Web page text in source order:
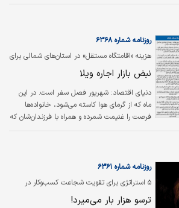
هزینه «اقامتگاه مستقل» در استان‌های شمالی برای
روزنامه شماره ۶۳۶۸
نبض بازار اجاره ویلا
دنیای اقتصاد: شهریور فصل سفر است. در این
ماه که از گرمای هوا کاسته می‌شود،‌ خانواده‌ها
فرصت را غنیمت شمرده و همراه با فرزندان‌شان که
۵ استراتژی برای تقویت شجاعت کسب‌وکار در
روزنامه شماره ۶۳۶۱
ترسو هزار بار می‌میرد!